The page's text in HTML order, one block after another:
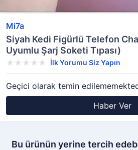
Mi7a
Siyah Kedi Figürlü Telefon
Uyumlu Şarj Soketi Tıpası)
İlk Yorumu Siz Yapın
Geçici olarak temin
Haber Ver
Bu ürünün yerine tercih